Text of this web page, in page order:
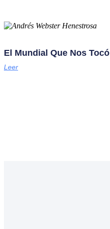
El Mundial Que Nos Tocó
Leer